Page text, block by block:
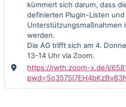
kümmert sich darum, dass
definierten Plugin-Listen und
Unterstützungsmaßnahmen
werden.
Die AG trifft sich am 4.
13-14 Uhr via Zoom.
https://rwth.zoom-x.de/j/